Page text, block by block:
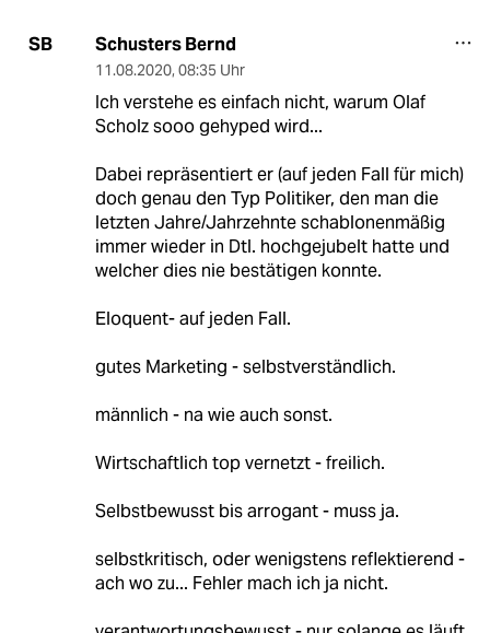
SB Schusters Bernd
11.08.2020, 08:35 Uhr
Ich verstehe es einfach nicht, warum Olaf
Scholz sooo gehyped wird...
Dabei repräsentiert er (auf jeden Fall für mich)
doch genau den Typ Politiker, den man die
letzten Jahre/Jahrzehnte schablonenmäßig
immer wieder in Dtl. hochgejubelt hatte und
welcher dies nie bestätigen konnte.
Eloquent- auf jeden Fall.
gutes Marketing - selbstverständlich.
männlich - na wie auch sonst.
Wirtschaftlich top vernetzt - freilich.
Selbstbewusst bis arrogant - muss ja.
selbstkritisch, oder wenigstens reflektierend -
ach wo zu... Fehler mach ich ja nicht.